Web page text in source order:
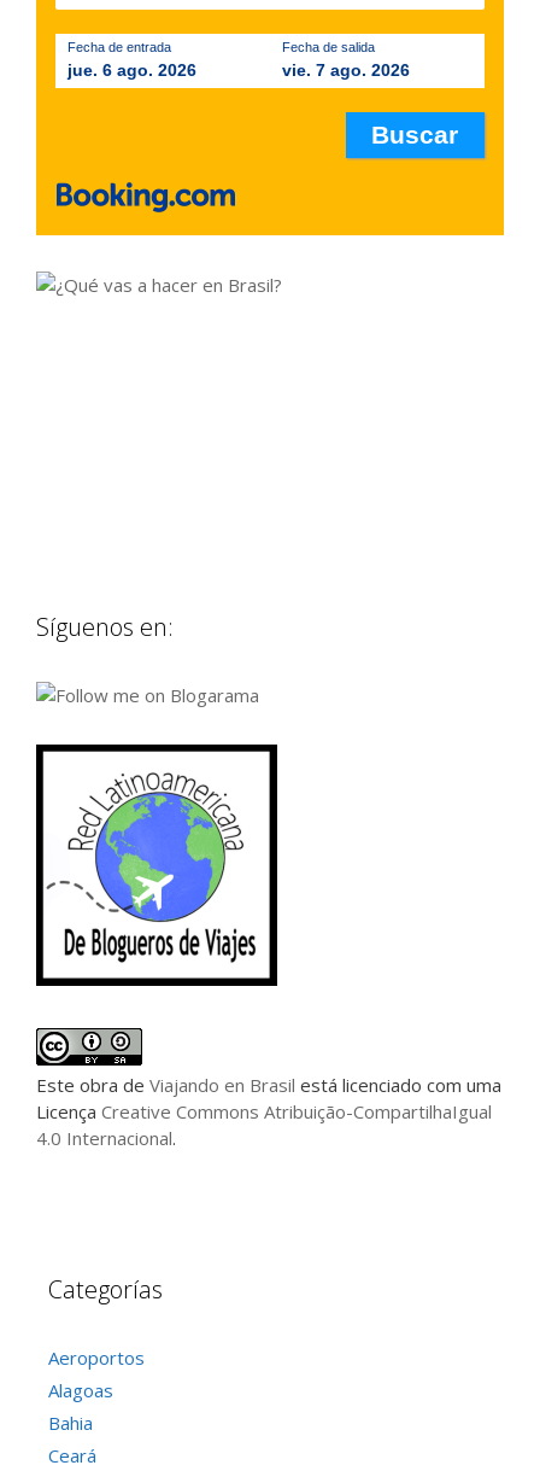
Fecha de entrada
jue. 6 ago. 2026
Fecha de salida
vie. 7 ago. 2026
Síguenos en:
Este obra de Viajando en Brasil está licenciado com uma
Licença Creative Commons Atribuição-CompartilhaIgual
4.0 Internacional.
Categorías
Aeroportos
Alagoas
Bahia
Ceará